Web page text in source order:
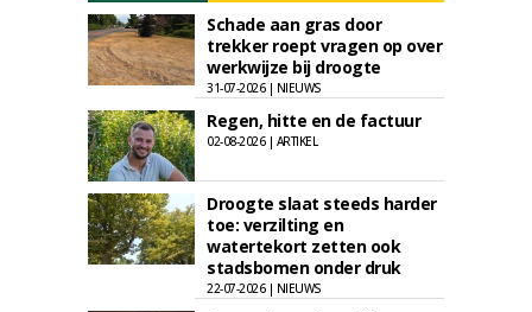
Schade aan gras door
trekker roept vragen op over
werkwijze bij droogte
31-07-2026 | NIEUWS
Regen, hitte en de factuur
02-08-2026 | ARTIKEL
Droogte slaat steeds harder
toe: verzilting en
watertekort zetten ook
stadsbomen onder druk
22-07-2026 | NIEUWS